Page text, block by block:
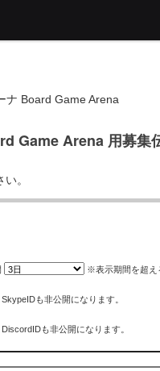
ナ Board Game Arena
Game Arena 用募集
。
※表示期間を超え
も非公開になります。
も非公開になります。